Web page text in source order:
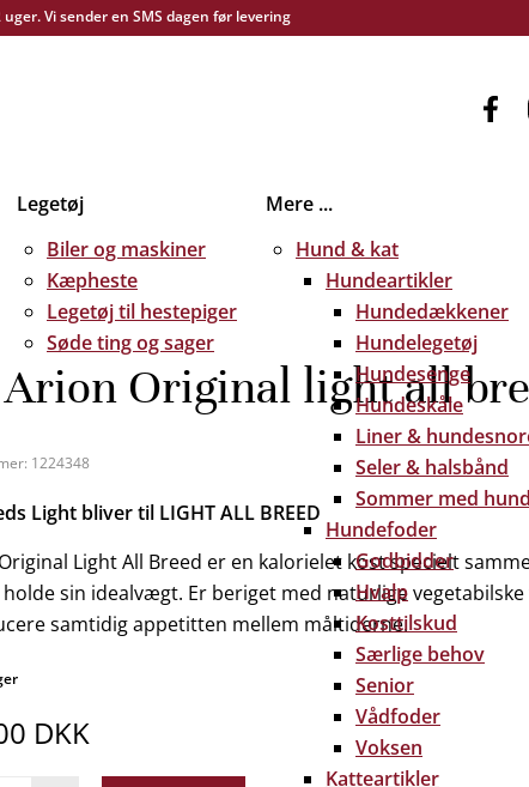
Vi sender en SMS dagen før levering
Legetøj
Biler og maskiner
Kæpheste
Legetøj til hestepiger
Søde ting og sager
Mere ...
Hund & kat
Hundeartikler
Hundedækkener
Hundelegetøj
Hundesenge
Hundeskåle
Liner &
Seler & halsbånd
Sommer med hund
Hundefoder
Godbidder
Hvalp
Kosttilskud
Særlige behov
Senior
Vådfoder
Voksen
Katteartikler
Original light all
1224348
Light bliver til LIGHT ALL BREED
Light All Breed er en kalorielet kost specielt
sin idealvægt. Er beriget med naturlige
samtidig appetitten mellem måltiderne.
DKK